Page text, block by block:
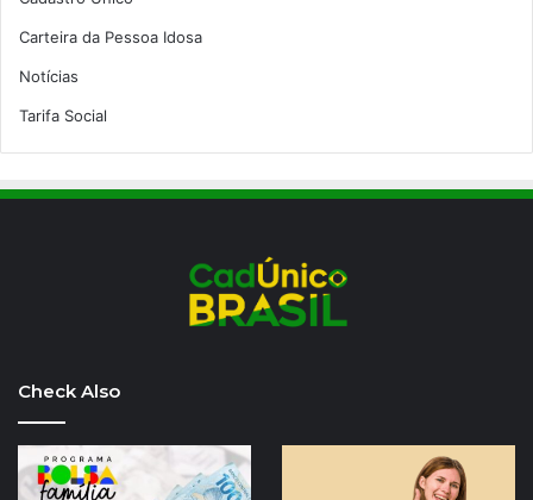
Carteira da Pessoa Idosa
Notícias
Tarifa Social
Check Also